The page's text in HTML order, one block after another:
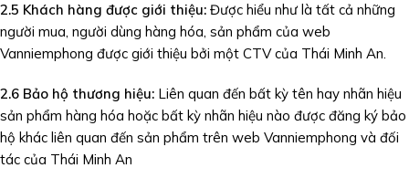
2.5 Khách hàng được giới thiệu: Được hiểu như là tất cả những
người mua, người dùng hàng hóa, sản phẩm của web
Vanniemphong được giới thiệu bởi một CTV của Thái Minh An.
2.6 Bảo hộ thương hiệu: Liên quan đến bất kỳ tên hay nhãn hiệu
sản phẩm hàng hóa hoặc bất kỳ nhãn hiệu nào được đăng ký bảo
hộ khác liên quan đến sản phẩm trên web Vanniemphong và đối
tác của Thái Minh An